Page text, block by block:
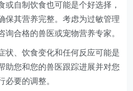
或自制饮食也可能是个好选择，
保其营养完整。考虑为过敏管理
询合格的兽医或宠物营养专家。
状、饮食变化和任何反应可能是
助您和您的兽医跟踪进展并对您
必要的调整。